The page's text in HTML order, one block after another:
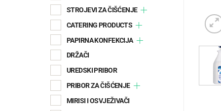
STROJEVI ZA ČIŠĆENJE
CATERING PRODUCTS
PAPIRNA KONFEKCIJA
DRŽAČI
UREDSKI PRIBOR
PRIBOR ZA ČIŠĆENJE
MIRISI I OSVJEŽIVAČI